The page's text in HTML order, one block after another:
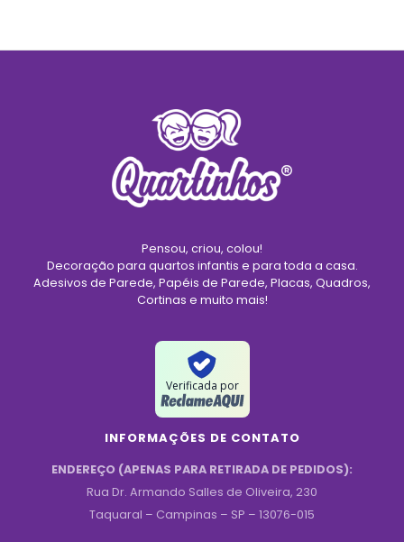
Pensou, criou, colou!
Decoração para quartos infantis e para toda a casa.
Adesivos de Parede, Papéis de Parede, Placas, Quadros,
Cortinas e muito mais!
Verificada por
INFORMAÇÕES DE CONTATO
ENDEREÇO (APENAS PARA RETIRADA DE PEDIDOS):
Rua Dr. Armando Salles de Oliveira, 230
Taquaral – Campinas – SP – 13076-015